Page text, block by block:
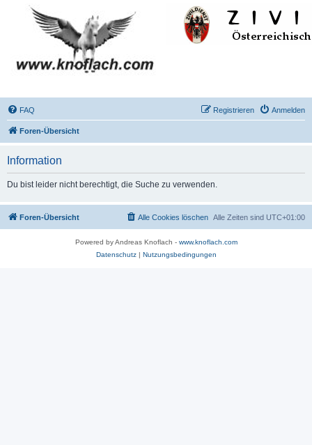
FAQ Anmelden
Registrieren
Foren-Übersicht
Information
Du bist leider nicht berechtigt, die Suche zu verwenden.
Foren-Übersicht Alle Zeiten sind UTC+01:00
Alle Cookies löschen
Powered by Andreas Knoflach - www.knoflach.com
Datenschutz| Nutzungsbedingungen